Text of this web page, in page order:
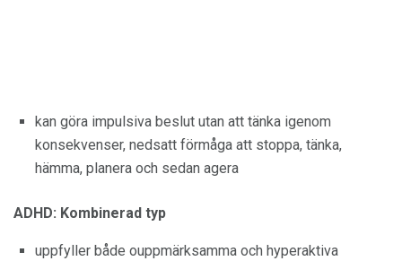
kan göra impulsiva beslut utan att tänka igenom
konsekvenser, nedsatt förmåga att stoppa, tänka,
hämma, planera och sedan agera
ADHD: Kombinerad typ
uppfyller både ouppmärksamma och hyperaktiva